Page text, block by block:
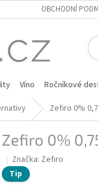
OBCHODNÍ
Víno Ročníkové
Zefiro 0%
Zefiro 0%
Tip
Značka: Zefiro